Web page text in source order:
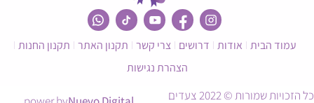
עמוד הבית אודות דרושים צרי קשר תקנון האתר תקנון החנות
הצהרת נגישות
כל הזכויות שמורות © 2022 צעדים